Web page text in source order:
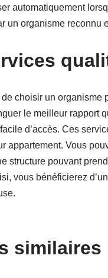
automatiquement
un organisme reconnu
choisir un organisme
le meilleur rapport
d’accès. Ces
appartement. Vous
structure pouvant
vous bénéficierez
similaires